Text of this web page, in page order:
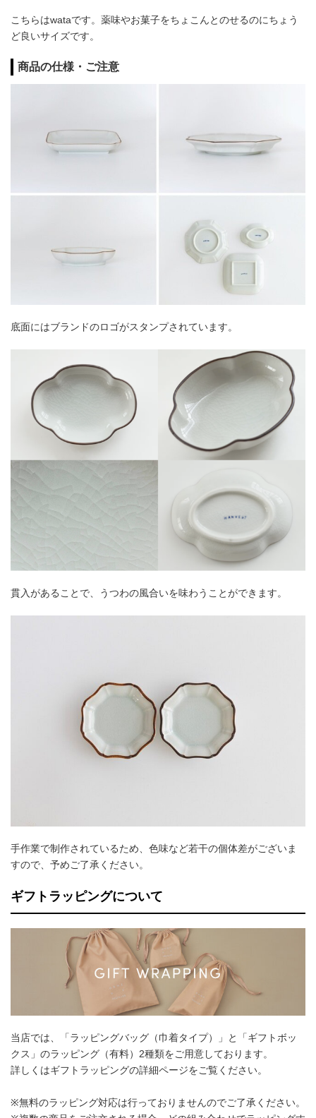
こちらはwataです。薬味やお菓子をちょこんとのせるのにちょう
ど良いサイズです。
商品の仕様・ご注意
底面にはブランドのロゴがスタンプされています。
貫入があることで、うつわの風合いを味わうことができます。
手作業で制作されているため、色味など若干の個体差がございま
すので、予めご了承ください。
ギフトラッピングについて
当店では、「ラッピングバッグ（巾着タイプ）」と「ギフトボッ
クス」のラッピング（有料）2種類をご用意しております。
詳しくはギフトラッピングの詳細ページをご覧ください。
※無料のラッピング対応は行っておりませんのでご了承ください。